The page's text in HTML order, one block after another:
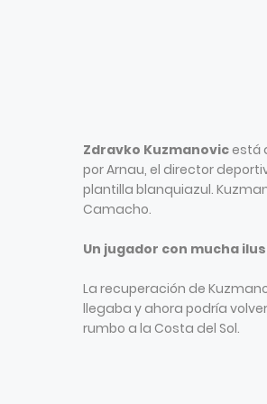
Zdravko Kuzmanovic está
por Arnau, el director
plantilla blanquiazul.
Camacho.
Un jugador con mucha
La recuperación de
llegaba y ahora podría
rumbo a la Costa del Sol.